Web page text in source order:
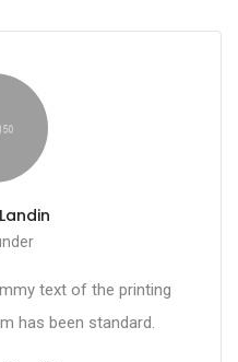
text of the printing
has been standard.